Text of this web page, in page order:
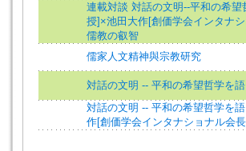
連載対談 対話の文明--平和の希
授]×池田大作[創価学会インタナ
儒教の叡智
儒家人文精神與宗教研究
対話の文明 -- 平和の希望哲学を
対話の文明 -- 平和の希望哲学を
作[創価学会インタナショナル会